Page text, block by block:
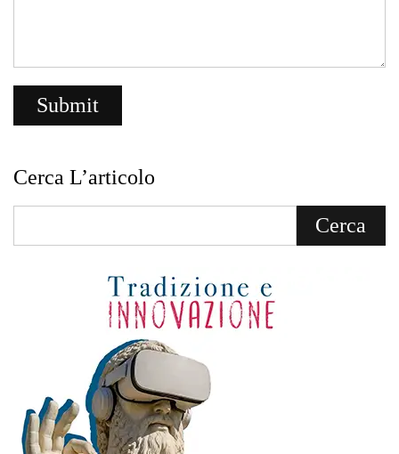
Cerca L’articolo